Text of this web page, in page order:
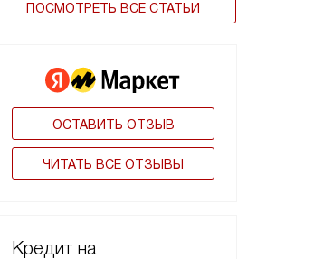
ПОСМОТРЕТЬ ВСЕ СТАТЬИ
ОСТАВИТЬ ОТЗЫВ
ЧИТАТЬ ВСЕ ОТЗЫВЫ
Кредит на